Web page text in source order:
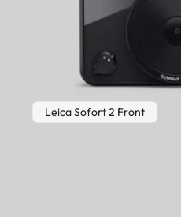
Leica Sofort 2 Front